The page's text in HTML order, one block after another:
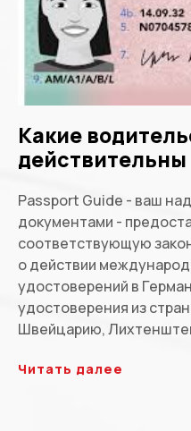
Какие
Passport Guide - ваш
документами -
соответствующую
о действии
удостоверений в
удостоверения из
Швейцарию,
Читать далее